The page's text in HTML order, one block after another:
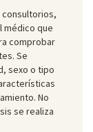
consultorios,
médico que
comprobar
Se
sexo o tipo
No
se realiza